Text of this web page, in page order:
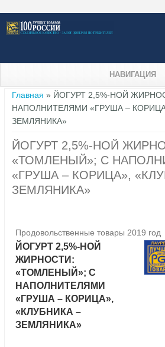
НАВИГАЦИЯ
Вы здесь
Главная » ЙОГУРТ 2,5%-НОЙ
НАПОЛНИТЕЛЯМИ «ГРУША –
ЗЕМЛЯНИКА»
ЙОГУРТ 2,5%-НОЙ
«ТОМЛЕНЫЙ»; С
«ГРУША – КОРИЦА»,
ЗЕМЛЯНИКА»
Продовольственные товары 2019 год
ЙОГУРТ 2,5%-НОЙ
ЖИРНОСТИ:
«ТОМЛЕНЫЙ»; С
НАПОЛНИТЕЛЯМИ
«ГРУША – КОРИЦА»,
«КЛУБНИКА –
ЗЕМЛЯНИКА»